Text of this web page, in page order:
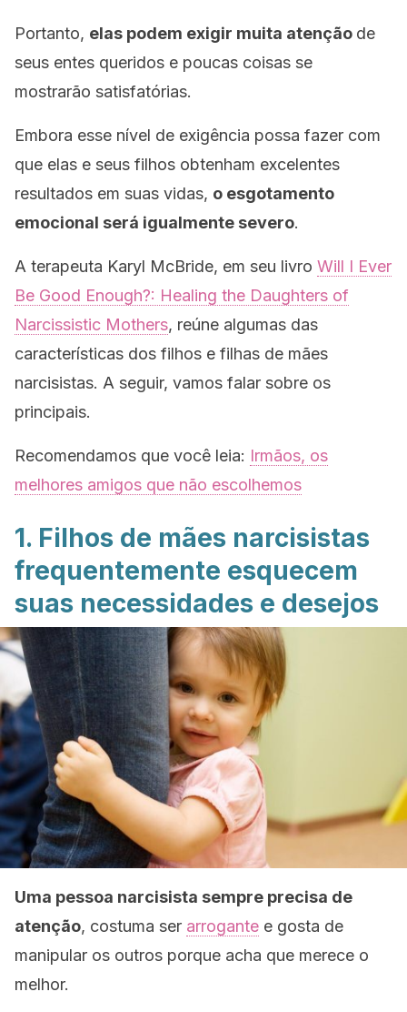
Portanto, elas podem exigir muita atenção de
seus entes queridos e poucas coisas se
mostrarão satisfatórias.
Embora esse nível de exigência possa fazer com
que elas e seus filhos obtenham excelentes
resultados em suas vidas, o esgotamento
emocional será igualmente severo.
A terapeuta Karyl McBride, em seu livro Will I Ever
Be Good Enough?: Healing the Daughters of
Narcissistic Mothers, reúne algumas das
características dos filhos e filhas de mães
narcisistas. A seguir, vamos falar sobre os
principais.
Recomendamos que você leia: Irmãos, os
melhores amigos que não escolhemos
1. Filhos de mães narcisistas
frequentemente esquecem
suas necessidades e desejos
Uma pessoa narcisista sempre precisa de
atenção, costuma ser arrogante e gosta de
manipular os outros porque acha que merece o
melhor.